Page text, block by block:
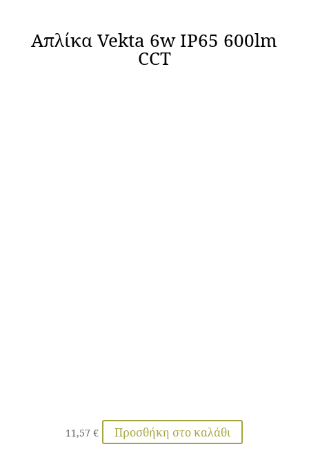
Απλίκα Vekta 6w IP65 600lm
CCT
11,57€ Προσθήκη στο καλάθι